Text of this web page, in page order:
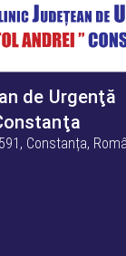
de Urgenţă
Constanța,